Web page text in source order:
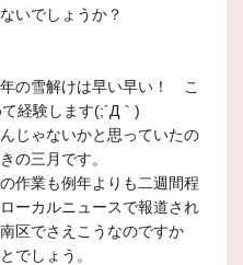
いでしょうか？
の雪解けは早い早い！ こ
経験します(;´Д｀)
じゃないかと思っていたの
の三月です。
作業も例年よりも二週間程
ーカルニュースで報道され
区でさえこうなのですか
でしょう。